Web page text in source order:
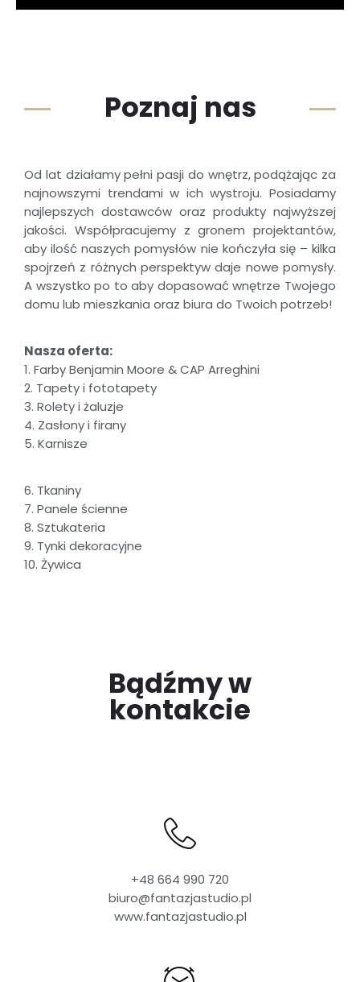
Poznaj nas
Od lat działamy pełni pasji do wnętrz, podążając za
najnowszymi trendami w ich wystroju. Posiadamy
najlepszych dostawców oraz produkty najwyższej
jakości. Współpracujemy z gronem projektantów,
aby ilość naszych pomysłów nie kończyła się – kilka
spojrzeń z różnych perspektyw daje nowe pomysły.
A wszystko po to aby dopasować wnętrze Twojego
domu lub mieszkania oraz biura do Twoich potrzeb!
Nasza oferta:
1. Farby Benjamin Moore & CAP Arreghini
2. Tapety i fototapety
3. Rolety i żaluzje
4. Zasłony i firany
5. Karnisze
6. Tkaniny
7. Panele ścienne
8. Sztukateria
9. Tynki dekoracyjne
10. Żywica
Bądźmy w
kontakcie
+48 664 990 720
biuro@fantazjastudio.pl
www.fantazjastudio.pl